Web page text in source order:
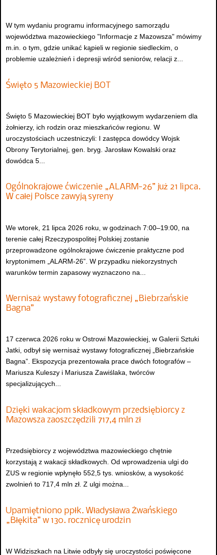
W tym wydaniu programu informacyjnego samorządu
województwa mazowieckiego "Informacje z Mazowsza" mówimy
m.in. o tym, gdzie unikać kąpieli w regionie siedleckim, o
problemie uzależnień i depresji wśród seniorów, relacji z...
Święto 5 Mazowieckiej BOT
Święto 5 Mazowieckiej BOT było wyjątkowym wydarzeniem dla
żołnierzy, ich rodzin oraz mieszkańców regionu. W
uroczystościach uczestniczyli: I zastępca dowódcy Wojsk
Obrony Terytorialnej, gen. bryg. Jarosław Kowalski oraz
dowódca 5...
Ogólnokrajowe ćwiczenie „ALARM-26” już 21 lipca.
W całej Polsce zawyją syreny
We wtorek, 21 lipca 2026 roku, w godzinach 7:00–19:00, na
terenie całej Rzeczypospolitej Polskiej zostanie
przeprowadzone ogólnokrajowe ćwiczenie praktyczne pod
kryptonimem „ALARM-26”. W przypadku niekorzystnych
warunków termin zapasowy wyznaczono na...
Wernisaż wystawy fotograficznej „Biebrzańskie
Bagna”
17 czerwca 2026 roku w Ostrowi Mazowieckiej, w Galerii Sztuki
Jatki, odbył się wernisaż wystawy fotograficznej „Biebrzańskie
Bagna”. Ekspozycja prezentowała prace dwóch fotografów –
Mariusza Kuleszy i Mariusza Zawiślaka, twórców
specjalizujących...
Dzięki wakacjom składkowym przedsiębiorcy z
Mazowsza zaoszczędzili 717,4 mln zł
Przedsiębiorcy z województwa mazowieckiego chętnie
korzystają z wakacji składkowych. Od wprowadzenia ulgi do
ZUS w regionie wpłynęło 552,5 tys. wniosków, a wysokość
zwolnień to 717,4 mln zł. Z ulgi można...
Upamiętniono ppłk. Władysława Żwańskiego
„Błękita” w 130. rocznicę urodzin
W Widziszkach na Litwie odbyły się uroczystości poświęcone